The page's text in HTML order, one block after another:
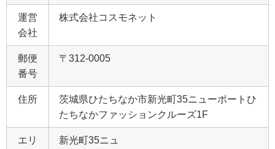
運営
会社
株式会社コスモネット
郵便
番号
〒312-0005
住所
茨城県ひたちなか市新光町35ニューポートひ
たちなかファッションクルーズ1F
エリ
新光町35ニュ